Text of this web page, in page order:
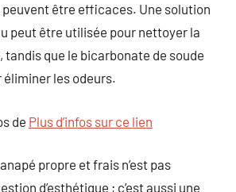
peuvent être efficaces. Une solution
peut être utilisée pour nettoyer la
tandis que le bicarbonate de soude
les odeurs.
de Plus d’infos sur ce lien
propre et frais n’est pas
d’esthétique ; c’est aussi une